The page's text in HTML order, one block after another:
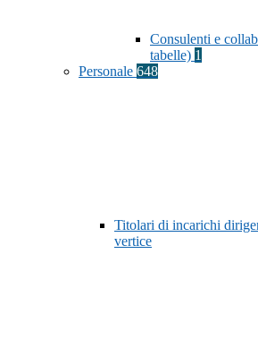
Consulenti e
tabelle) 1
Personale 648
Titolari di incarichi
vertice